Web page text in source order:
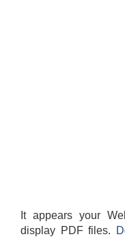
It appears your
display PDF files.